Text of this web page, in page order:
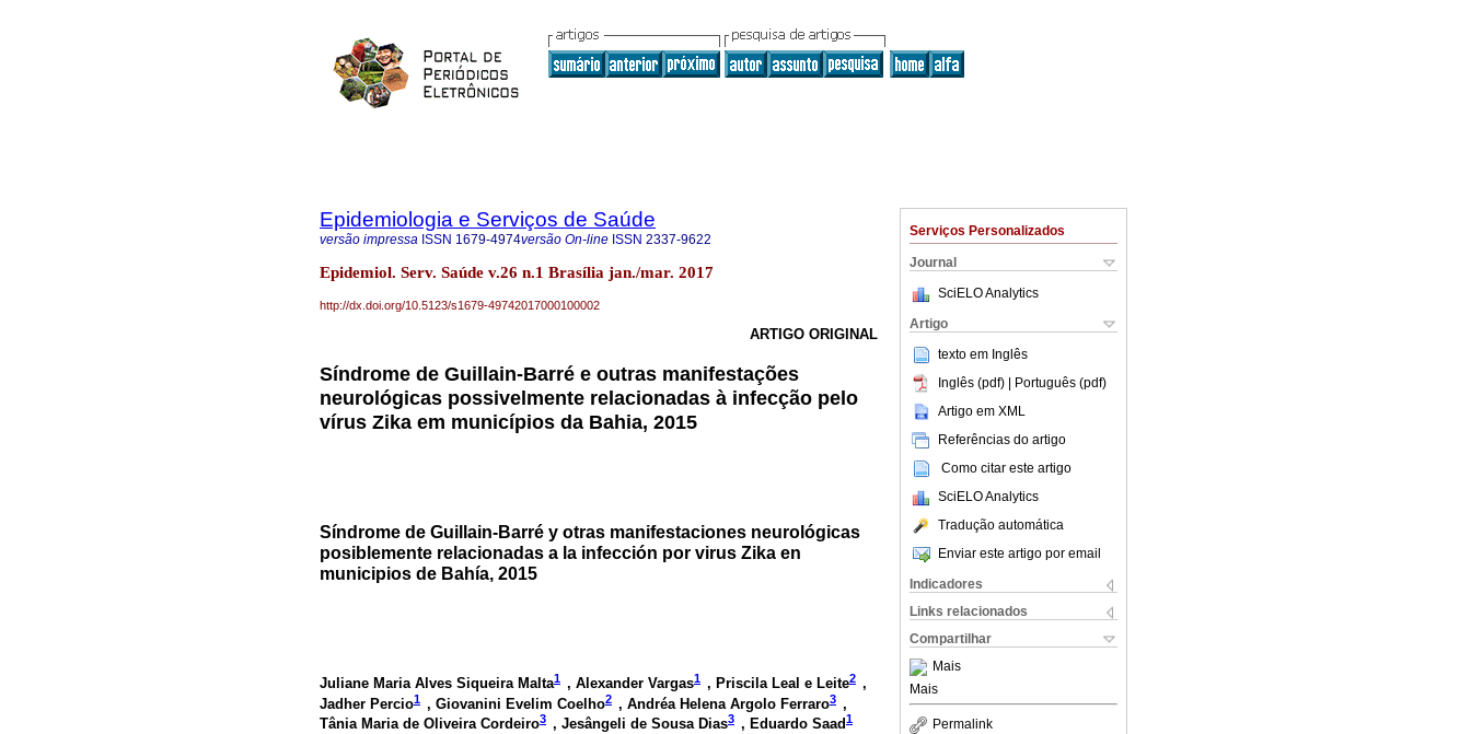
Serviços Personalizados
Journal
SciELO Analytics
Artigo
texto em Inglês
Inglês (pdf) | Português (pdf)
Artigo em XML
Referências do artigo
Como citar este artigo
SciELO Analytics
Tradução automática
Enviar este artigo por email
Indicadores
Links relacionados
Compartilhar
Mais
Mais
Permalink
Epidemiologia e Serviços de Saúde
versão impressa ISSN 1679-4974versão On-line ISSN 2337-9622
Epidemiol. Serv. Saúde v.26 n.1 Brasília jan./mar. 2017
http://dx.doi.org/10.5123/s1679-49742017000100002
ARTIGO ORIGINAL
Síndrome de Guillain-Barré e outras manifestações
neurológicas possivelmente relacionadas à infecção pelo
vírus Zika em municípios da Bahia, 2015
Síndrome de Guillain-Barré y otras manifestaciones neurológicas
posiblemente relacionadas a la infección por virus Zika en
municipios de Bahía, 2015
Juliane Maria Alves Siqueira Malta1 , Alexander Vargas1 , Priscila Leal e Leite2 ,
Jadher Percio1 , Giovanini Evelim Coelho2 , Andréa Helena Argolo Ferraro3 ,
Tânia Maria de Oliveira Cordeiro3 , Jesângeli de Sousa Dias3 , Eduardo Saad1